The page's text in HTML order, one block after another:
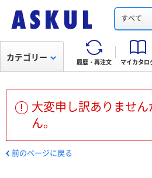
すべて
履歴・再注文 マイカタロ
カテゴリー
大変申し訳ありませ
ん。
前のページに戻る